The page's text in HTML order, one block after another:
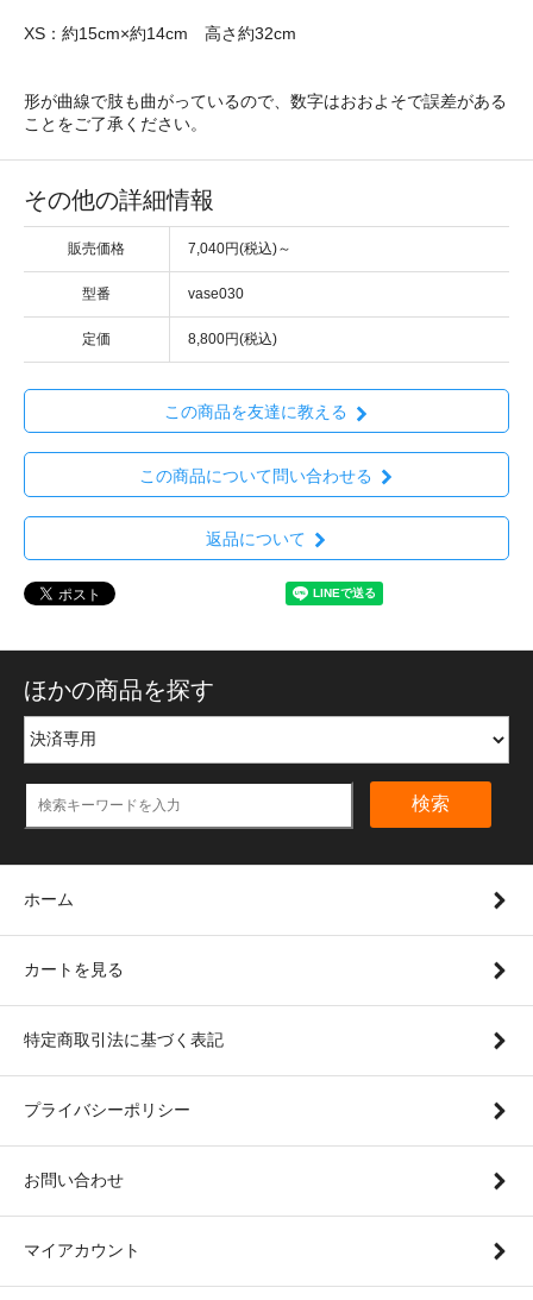
XS：約15cm×約14cm 高さ約32cm
形が曲線で肢も曲がっているので、数字はおおよそで誤差がある
ことをご了承ください。
その他の詳細情報
販売価格 7,040円(税込)～
型番 vase030
定価 8,800円(税込)
この商品を友達に教える
この商品について問い合わせる
返品について
ほかの商品を探す
検索
ホーム
カートを見る
特定商取引法に基づく表記
プライバシーポリシー
お問い合わせ
マイアカウント